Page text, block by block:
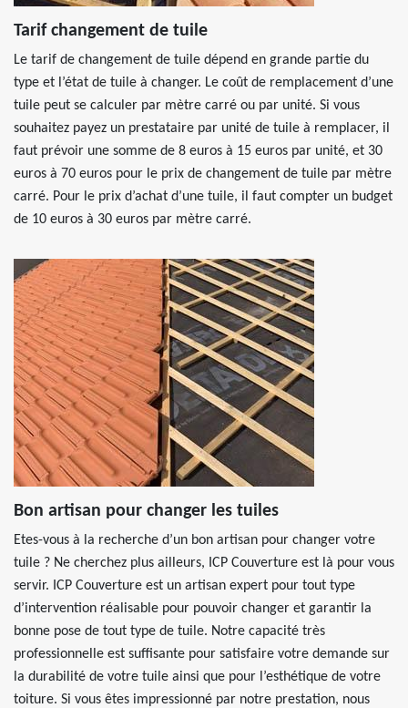
Tarif changement de tuile
Le tarif de changement de tuile dépend en grande partie du
type et l’état de tuile à changer. Le coût de remplacement d’une
tuile peut se calculer par mètre carré ou par unité. Si vous
souhaitez payez un prestataire par unité de tuile à remplacer, il
faut prévoir une somme de 8 euros à 15 euros par unité, et 30
euros à 70 euros pour le prix de changement de tuile par mètre
carré. Pour le prix d’achat d’une tuile, il faut compter un budget
de 10 euros à 30 euros par mètre carré.
Bon artisan pour changer les tuiles
Etes-vous à la recherche d’un bon artisan pour changer votre
tuile ? Ne cherchez plus ailleurs, ICP Couverture est là pour vous
servir. ICP Couverture est un artisan expert pour tout type
d’intervention réalisable pour pouvoir changer et garantir la
bonne pose de tout type de tuile. Notre capacité très
professionnelle est suffisante pour satisfaire votre demande sur
la durabilité de votre tuile ainsi que pour l’esthétique de votre
toiture. Si vous êtes impressionné par notre prestation, nous